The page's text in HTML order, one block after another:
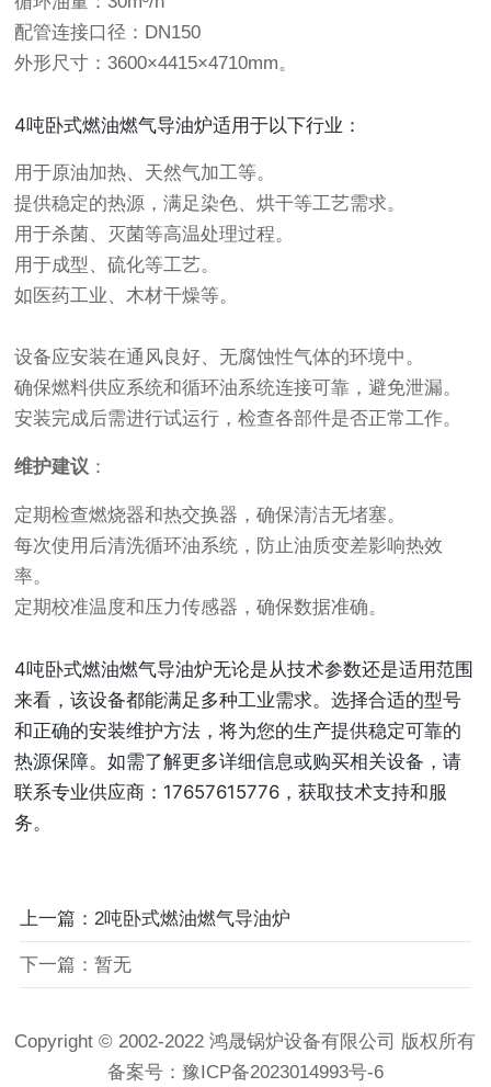
配管连接口径：DN150
外形尺寸：3600×4415×4710mm。
4吨卧式燃油燃气导油炉适用于以下行业：
用于原油加热、天然气加工等。
提供稳定的热源，满足染色、烘干等工艺需求。
用于杀菌、灭菌等高温处理过程。
用于成型、硫化等工艺。
如医药工业、木材干燥等。
设备应安装在通风良好、无腐蚀性气体的环境中。
确保燃料供应系统和循环油系统连接可靠，避免泄漏。
安装完成后需进行试运行，检查各部件是否正常工作。
维护建议 ：
定期检查燃烧器和热交换器，确保清洁无堵塞。
每次使用后清洗循环油系统，防止油质变差影响热效
率。
定期校准温度和压力传感器，确保数据准确。
4吨卧式燃油燃气导油炉无论是从技术参数还是适用范围
来看，该设备都能满足多种工业需求。选择合适的型号
和正确的安装维护方法，将为您的生产提供稳定可靠的
热源保障。如需了解更多详细信息或购买相关设备，请
联系专业供应商：17657615776，获取技术支持和服
务。
上一篇：2吨卧式燃油燃气导油炉
下一篇：暂无
Copyright © 2002-2022 鸿晟锅炉设备有限公司 版权所有
备案号： 豫ICP备2023014993号-6